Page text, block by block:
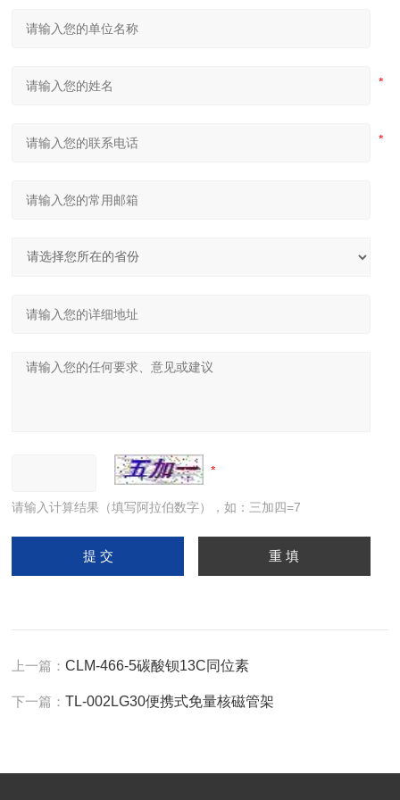
请输入计算结果（填写阿拉伯数字），如：三加四=7
上一篇：CLM-466-5碳酸钡13C同位素
下一篇：TL-002LG30便携式免量核磁管架